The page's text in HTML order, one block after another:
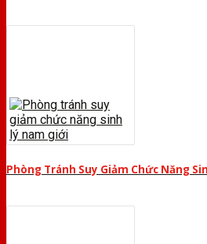
Phòng Tránh Suy Giảm Chức Năng